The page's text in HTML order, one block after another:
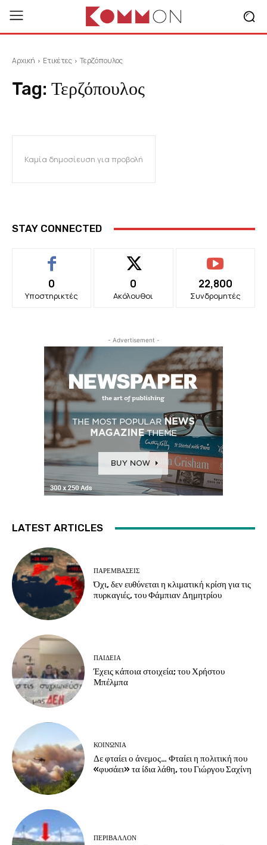
Αρχική Ετικέτες Τερζόπουλος
Tag: Τερζόπουλος
Καμία δημοσίευση για προβολή
STAY CONNECTED
0
Υποστηρικτές
0
Ακόλουθοι
22,800
Συνδρομητές
- Advertisement -
LATEST ARTICLES
ΠΑΡΕΜΒΑΣΕΙΣ
Όχι, δεν ευθύνεται η κλιματική κρίση για τις
πυρκαγιές, του Φάμπιαν Δημητρίου
ΠΑΙΔΕΙΑ
Έχεις κάποια στοιχεία; του Χρήστου
Μπέλμπα
ΚΟΙΝΩΝΙΑ
Δε φταίει ο άνεμος… Φταίει η πολιτική που
«φυσάει» τα ίδια λάθη, του Γιώργου Σαχίνη
ΠΕΡΙΒΆΛΛΟΝ